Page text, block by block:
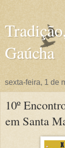
Gaúcha
sexta-feira, 1 de
10º
em Santa